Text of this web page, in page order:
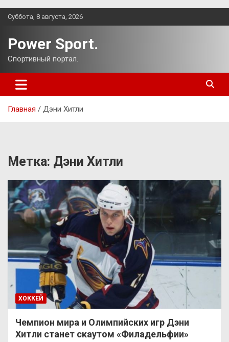
Перейти
Суббота, 8 августа, 2026
Power Sport.
Спортивный портал.
Главная Дэни Хитли
Метка: Дэни Хитли
ХОККЕЙ
Чемпион мира и Олимпийских игр Дэни
Хитли станет скаутом «Филадельфии»